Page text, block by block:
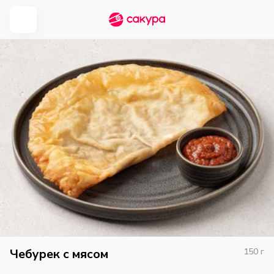
Чебурек с мясом 150 г